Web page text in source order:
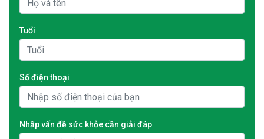
Tuổi
Số điện thoại
Nhập vấn đề sức khỏe cần giải đáp